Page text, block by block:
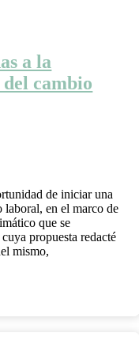
a la
cambio
de iniciar una
laboral, en el marco de
que se
propuesta redacté
mismo,